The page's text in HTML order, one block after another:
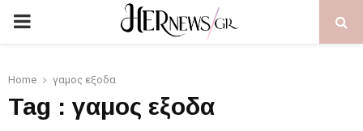
PRIMARY
Home γαμος εξοδα
Tag : γαμος εξοδα